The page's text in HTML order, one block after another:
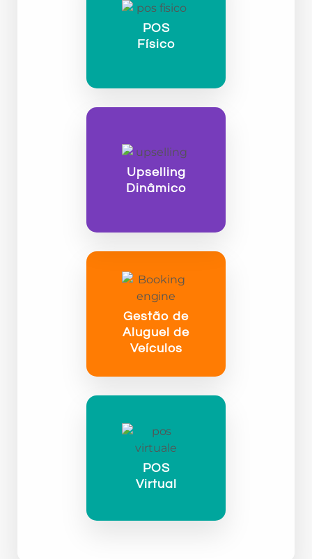
Gestão de
Aluguel de
Veículos
POS
Virtual
POS
Físico
Upselling
Dinâmico